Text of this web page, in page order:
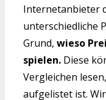
Internetanbieter
unterschiedliche
Grund, wieso
spielen. Diese
Vergleichen
aufgelistet ist.